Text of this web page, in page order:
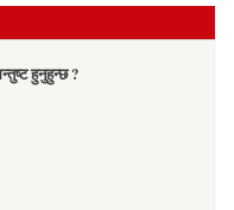
हुनुहुन्छ ?